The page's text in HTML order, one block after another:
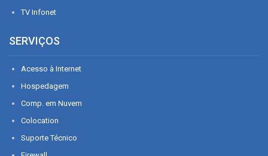
TV Infonet
SERVIÇOS
Acesso à Internet
Hospedagem
Comp. em Nuvem
Colocation
Suporte Técnico